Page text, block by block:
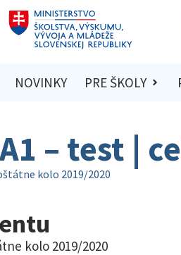
NOVINKY PRE ŠKOLY
– test |
kolo 2019/2020
kolo 2019/2020